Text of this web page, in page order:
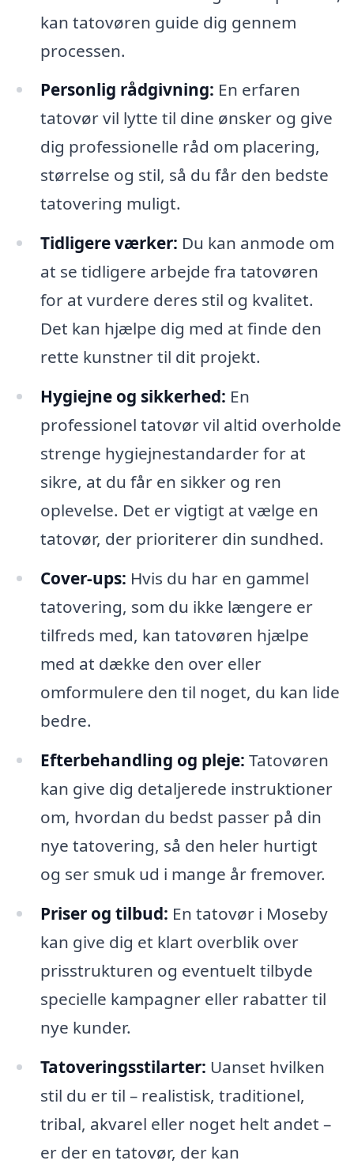
kan tatovøren guide dig gennem
processen.
Personlig rådgivning: En erfaren
tatovør vil lytte til dine ønsker og give
dig professionelle råd om placering,
størrelse og stil, så du får den bedste
tatovering muligt.
Tidligere værker: Du kan anmode om
at se tidligere arbejde fra tatovøren
for at vurdere deres stil og kvalitet.
Det kan hjælpe dig med at finde den
rette kunstner til dit projekt.
Hygiejne og sikkerhed: En
professionel tatovør vil altid overholde
strenge hygiejnestandarder for at
sikre, at du får en sikker og ren
oplevelse. Det er vigtigt at vælge en
tatovør, der prioriterer din sundhed.
Cover-ups: Hvis du har en gammel
tatovering, som du ikke længere er
tilfreds med, kan tatovøren hjælpe
med at dække den over eller
omformulere den til noget, du kan lide
bedre.
Efterbehandling og pleje: Tatovøren
kan give dig detaljerede instruktioner
om, hvordan du bedst passer på din
nye tatovering, så den heler hurtigt
og ser smuk ud i mange år fremover.
Priser og tilbud: En tatovør i Moseby
kan give dig et klart overblik over
prisstrukturen og eventuelt tilbyde
specielle kampagner eller rabatter til
nye kunder.
Tatoveringsstilarter: Uanset hvilken
stil du er til – realistisk, traditionel,
tribal, akvarel eller noget helt andet –
er der en tatovør, der kan